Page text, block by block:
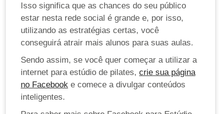
Isso significa que as chances do seu público
estar nesta rede social é grande e, por isso,
utilizando as estratégias certas, você
conseguirá atrair mais alunos para suas aulas.
Sendo assim, se você quer começar a utilizar a
internet para estúdio de pilates, crie sua página
no Facebook e comece a divulgar conteúdos
inteligentes.